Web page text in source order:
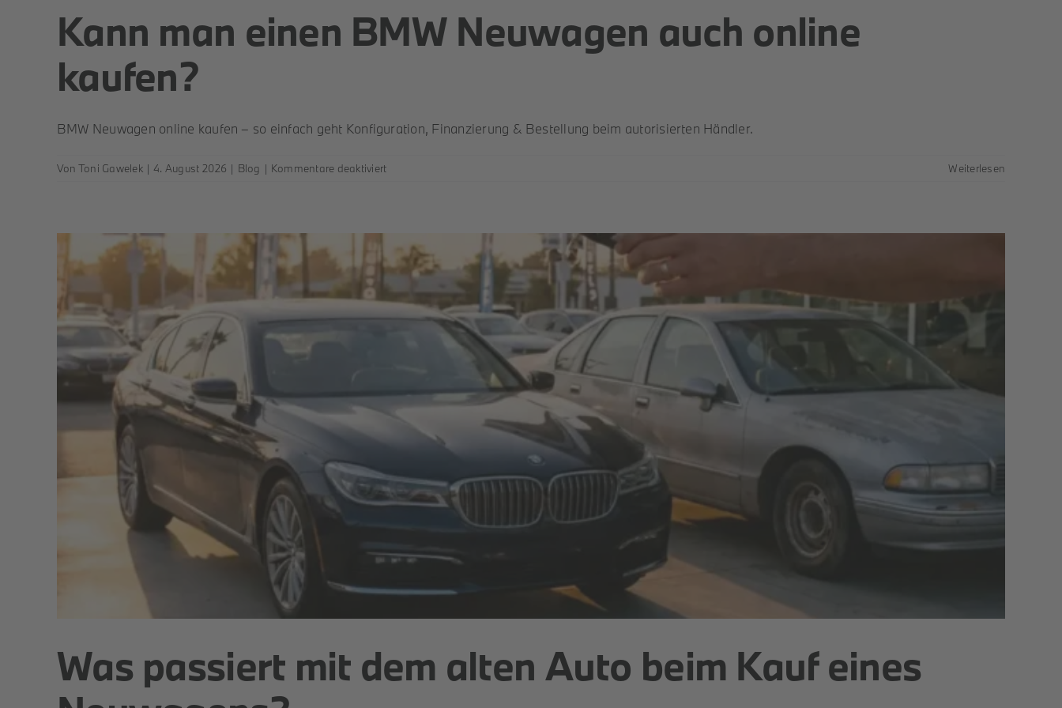
Kann man einen BMW Neuwagen auch online
kaufen?
BMW Neuwagen online kaufen – so einfach geht Konfiguration, Finanzierung & Bestellung beim autorisierten Händler.
Von Toni Gawelek | 4. August 2026 | Blog | Kommentare deaktiviertfür
Neuwagen
auch
online
kaufen?
Weiterlesen
Was passiert mit dem alten Auto beim Kauf eines